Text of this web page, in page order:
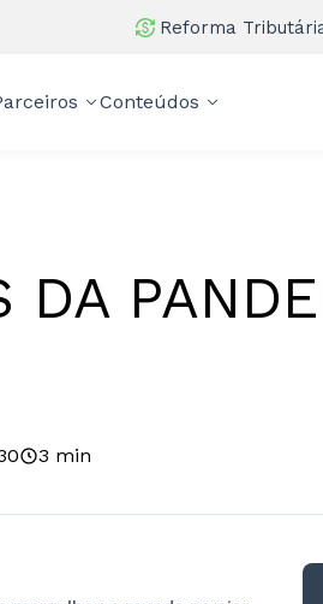
Reforma
Conteúdos
3 min